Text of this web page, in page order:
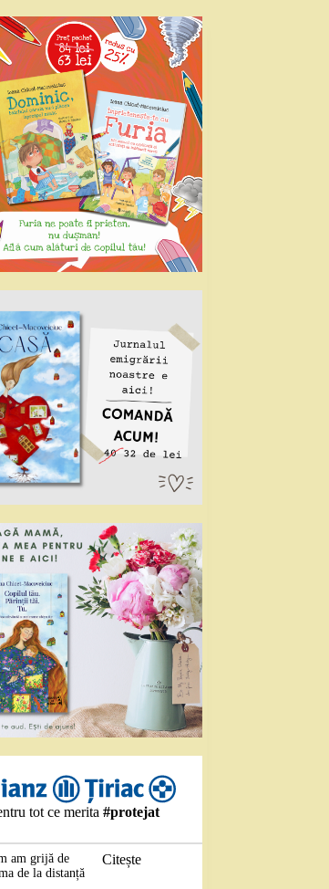
tot ce merita#protejat
am grijă de
de la distanță
Citește